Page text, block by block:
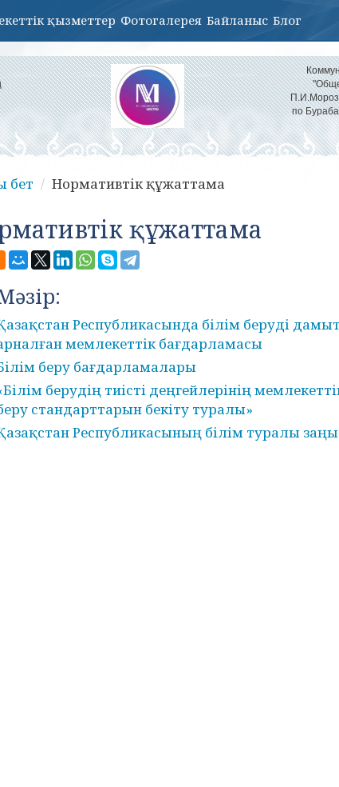
қызметтер Фотогалерея Байланыс Блог
по
бет Нормативтік құжаттама
құжаттама
Республикасында білім беруді
мемлекеттік бағдарламасы
беру бағдарламалары
берудің тиісті деңгейлерінің
стандарттарын бекіту туралы»
Республикасының білім туралы заңы